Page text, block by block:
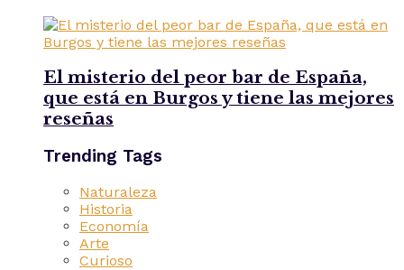
El misterio del peor bar de España,
que está en Burgos y tiene las mejores
reseñas
Trending Tags
Naturaleza
Historia
Economía
Arte
Curioso